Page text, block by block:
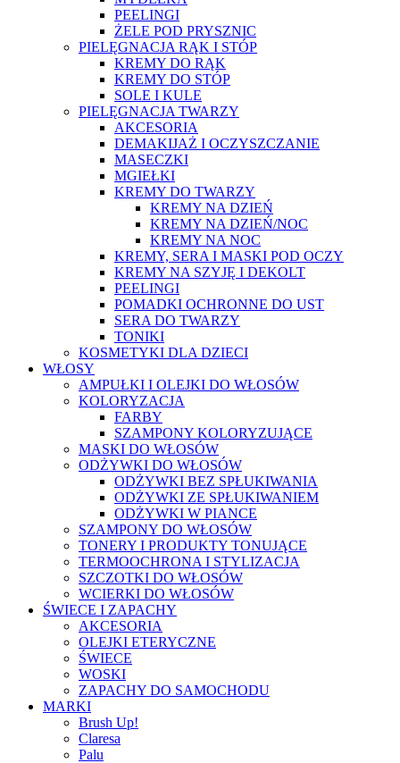
PEELINGI
ŻELE POD PRYSZNIC
PIELĘGNACJA RĄK I STÓP
KREMY DO RĄK
KREMY DO STÓP
SOLE I KULE
PIELĘGNACJA TWARZY
AKCESORIA
DEMAKIJAŻ I OCZYSZCZANIE
MASECZKI
MGIEŁKI
KREMY DO TWARZY
KREMY NA DZIEŃ
KREMY NA DZIEŃ/NOC
KREMY NA NOC
KREMY, SERA I MASKI POD OCZY
KREMY NA SZYJĘ I DEKOLT
PEELINGI
POMADKI OCHRONNE DO UST
SERA DO TWARZY
TONIKI
KOSMETYKI DLA DZIECI
WŁOSY
AMPUŁKI I OLEJKI DO WŁOSÓW
KOLORYZACJA
FARBY
SZAMPONY KOLORYZUJĄCE
MASKI DO WŁOSÓW
ODŻYWKI DO WŁOSÓW
ODŻYWKI BEZ SPŁUKIWANIA
ODŻYWKI ZE SPŁUKIWANIEM
ODŻYWKI W PIANCE
SZAMPONY DO WŁOSÓW
TONERY I PRODUKTY TONUJĄCE
TERMOOCHRONA I STYLIZACJA
SZCZOTKI DO WŁOSÓW
WCIERKI DO WŁOSÓW
ŚWIECE I ZAPACHY
AKCESORIA
OLEJKI ETERYCZNE
ŚWIECE
WOSKI
ZAPACHY DO SAMOCHODU
MARKI
Brush Up!
Claresa
Palu